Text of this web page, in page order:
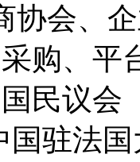
协会、
购、平
民议会
国驻法